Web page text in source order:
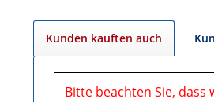
Kunden kauften auch
Bitte beachten Sie,